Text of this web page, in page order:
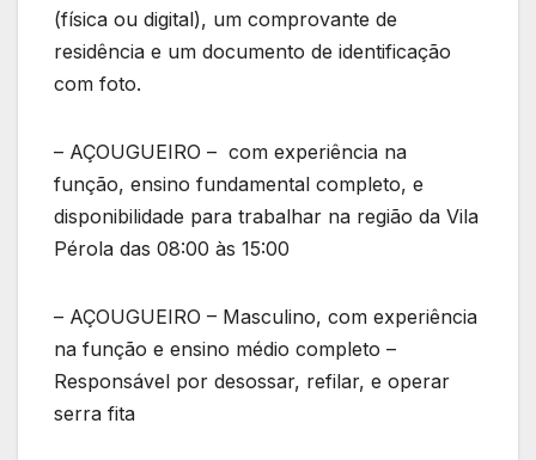
(física ou digital), um comprovante de
residência e um documento de identificação
com foto.
– AÇOUGUEIRO – com experiência na
função, ensino fundamental completo, e
disponibilidade para trabalhar na região da Vila
Pérola das 08:00 às 15:00
– AÇOUGUEIRO – Masculino, com experiência
na função e ensino médio completo –
Responsável por desossar, refilar, e operar
serra fita